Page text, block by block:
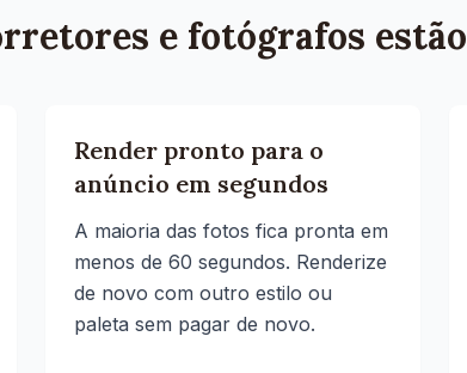
e fotógrafos
Render pronto para o
anúncio em segundos
A maioria das fotos fica pronta em
menos de 60 segundos. Renderize
de novo com outro estilo ou
paleta sem pagar de novo.